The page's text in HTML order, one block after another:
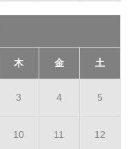
木 金 土
3 4 5
10 11 12